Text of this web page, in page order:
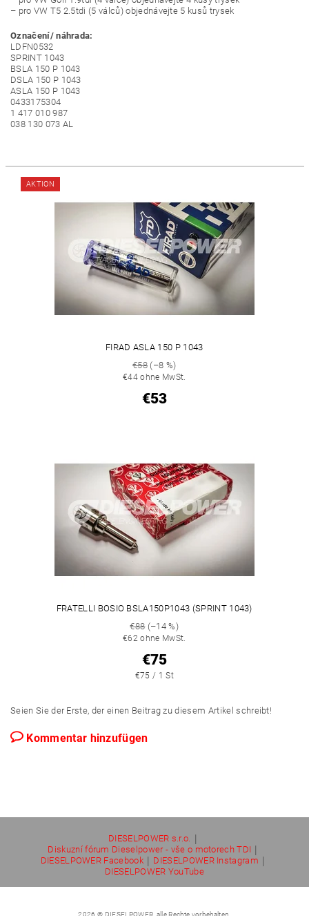
– pro VW T5 2.5tdi (5 válců) objednávejte 5 kusů trysek
Označení/ náhrada:
LDFN0532
SPRINT 1043
BSLA 150 P 1043
DSLA 150 P 1043
ASLA 150 P 1043
0433175304
1 417 010 987
038 130 073 AL
AKTION
FIRAD ASLA 150 P 1043
€58 (–8 %)
€44 ohne MwSt.
€53
FRATELLI BOSIO BSLA150P1043 (SPRINT 1043)
€88(–14 %)
€62 ohne MwSt.
€75
€75 / 1 St
Seien Sie der Erste, der einen Beitrag zu diesem Artikel schreibt!
Kommentar hinzufügen
DIESELPOWER s.r.o. |
Diskuzní fórum Dieselpower - vše o motorech TDI |
DIESELPOWER Facebook | DIESELPOWER Instagram |
DIESELPOWER YouTube
2026 © DIESELPOWER, alle Rechte vorbehalten.